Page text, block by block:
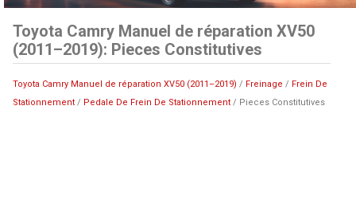
Toyota Camry Manuel de réparation XV50
(2011–2019): Pieces Constitutives
Toyota Camry Manuel de réparation XV50 (2011–2019) / Freinage / Frein De
Stationnement / Pedale De Frein De Stationnement / Pieces Constitutives